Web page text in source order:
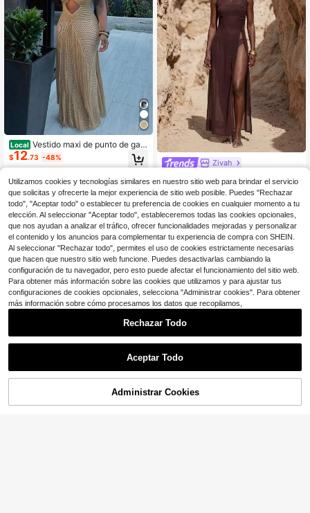
Local Vestido maxi de punto de gan
chillo para mujer con flecos, sexy, tr
ansparente, con abertura, halter, es
playa, fiesta, vacaciones, verano, r
opa de resort
$12.73 -48%
Zivah
olor con diseño dividido para mujer.
Adecuado para diversas ocasiones,
incluyendo festivales de música, at
uendos de vacaciones, ropa de pla
ya, ropa de verano, Día de San Patri
cio, Día de San Valentín, citas
$ 13 -10%
¡51% DE DESCUENTO!
Utilizamos cookies y tecnologías similares en nuestro sitio web para brindar el servicio
que solicitas y ofrecerte la mejor experiencia de sitio web posible. Puedes "Rechazar
todo", "Aceptar todo" o establecer tu preferencia de cookies en cualquier momento a tu
elección. Al seleccionar "Aceptar todo", estableceremos todas las cookies opcionales,
que nos ayudan a analizar el tráfico, ofrecer funcionalidades mejoradas y personalizar
el contenido y los anuncios para complementar tu experiencia de compra con SHEIN.
Al seleccionar "Rechazar todo", permites el uso de cookies estrictamente necesarias
que hacen que nuestro sitio web funcione. Puedes desactivarlas cambiando la
configuración de tu navegador, pero esto puede afectar el funcionamiento del sitio web.
Para obtener más información sobre las cookies que utilizamos y para ajustar tus
configuraciones de cookies opcionales, selecciona "Administrar cookies". Para obtener
más información sobre cómo procesamos los datos que recopilamos,
Rechazar Todo
Aceptar Todo
Administrar Cookies